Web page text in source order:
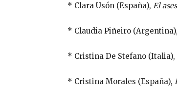
* Clara Usón (España), El
* Claudia Piñeiro (Argentina),
* Cristina De Stefano (Italia),
* Cristina Morales (España),